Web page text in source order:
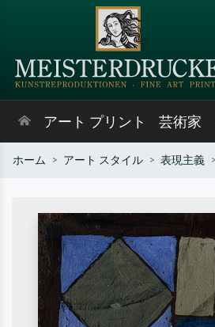
アート プリント 芸術家
ホーム アート スタイル 表現主義